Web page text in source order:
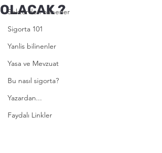
Sektörden haberler
Sigorta 101
Yanlis bilinenler
Yasa ve Mevzuat
Bu nasıl sigorta?
Yazardan...
Faydalı Linkler
OLACAK ?